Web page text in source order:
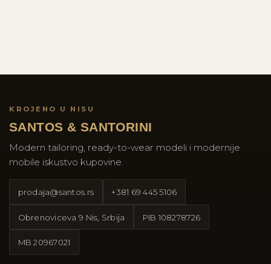
KROJENO U NISU
SANTOS & SANTORINI
Modern tailoring, ready-to-wear modeli i modernije
mobile iskustvo kupovine.
prodaja@santos.rs +381 69 445 5106
Obrenoviceva 9 Nis, Srbija PIB 108278726
MB20967021